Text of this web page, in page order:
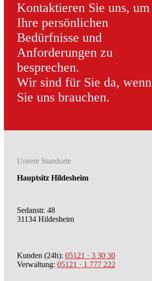
Kontaktieren Sie uns, um
Ihre persönlichen
Bedürfnisse und
Anforderungen zu
besprechen.
Wir sind für Sie da, wenn
Sie uns brauchen.
Unsere Standorte
Hauptsitz Hildesheim
Sedanstr. 48
31134 Hildesheim
Kunden (24h): 05121 · 3 30 30
Verwaltung: 05121 · 1 777 222